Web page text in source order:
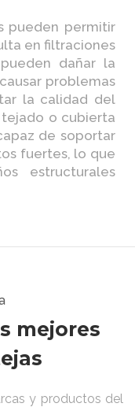
pueden permitir
en filtraciones
dañar la
problemas
la calidad del
tejado o cubierta
de soportar
fuertes, lo que
estructurales
mejores
y productos del